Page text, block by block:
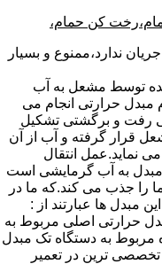
کن حمام،
ندارد،ممنوع و بسیار
توسط مشعل به آب
حرارتی انجام می
رفت و برگشتی تشکیل
قرار گرفته و آب از آن
نماید.عمل انتقال
به آب گرمایشی است
را جذب می کند.که ما در
مبدل ها عبارتند از :
حرارتی اصلی مربوط به
مربوط به دستگاه تک مبدل
ترین در تعمیر